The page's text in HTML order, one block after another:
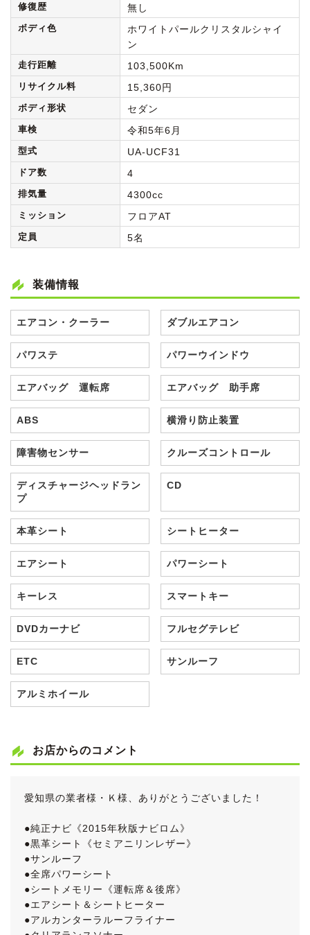
修復歴 無し
ボディ色
ホワイトパールクリスタルシャイ
ン
走行距離 103,500Km
リサイクル料 15,360円
ボディ形状 セダン
車検 令和5年6月
型式 UA-UCF31
ドア数 4
排気量 4300cc
ミッション フロアAT
定員 5名
装備情報
エアコン・クーラー ダブルエアコン
パワステ パワーウインドウ
エアバッグ 運転席 エアバッグ 助手席
ABS 横滑り防止装置
障害物センサー クルーズコントロール
ディスチャージヘッドラン
プ
CD
本革シート シートヒーター
エアシート パワーシート
キーレス スマートキー
DVDカーナビ フルセグテレビ
ETC サンルーフ
アルミホイール
お店からのコメント
愛知県の業者様・Ｋ様、ありがとうございました！
●純正ナビ《2015年秋版ナビロム》
●黒革シート《セミアニリンレザー》
●サンルーフ
●全席パワーシート
●シートメモリー《運転席＆後席》
●エアシート＆シートヒーター
●アルカンターラルーフライナー